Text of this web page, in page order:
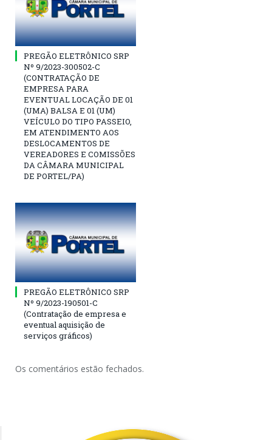
PREGÃO ELETRÔNICO SRP
Nº 9/2023-300502-C
(CONTRATAÇÃO DE
EMPRESA PARA
EVENTUAL LOCAÇÃO DE 01
(UMA) BALSA E 01 (UM)
VEÍCULO DO TIPO PASSEIO,
EM ATENDIMENTO AOS
DESLOCAMENTOS DE
VEREADORES E COMISSÕES
DA CÂMARA MUNICIPAL
DE PORTEL/PA)
PREGÃO ELETRÔNICO SRP
Nº 9/2023-190501-C
(Contratação de empresa e
eventual aquisição de
serviços gráficos)
Os comentários estão fechados.